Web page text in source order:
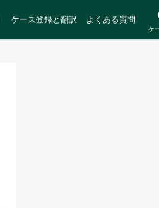
ケース登録と翻訳 よくある質問
ケ